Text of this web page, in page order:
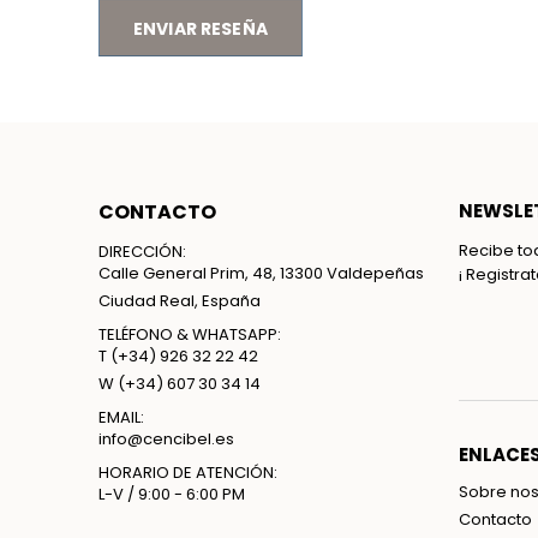
ENVIAR RESEÑA
CONTACTO
DIRECCIÓN:
Calle General Prim, 48, 13300 Valdepeñas
Ciudad Real, España
TELÉFONO & WHATSAPP:
T (+34) 926 32 22 42
W (+34) 607 30 34 14
EMAIL:
info@cencibel.es
HORARIO DE ATENCIÓN:
L-V / 9:00 - 6:00 PM
Recibe
¡
Sobre
Contacto